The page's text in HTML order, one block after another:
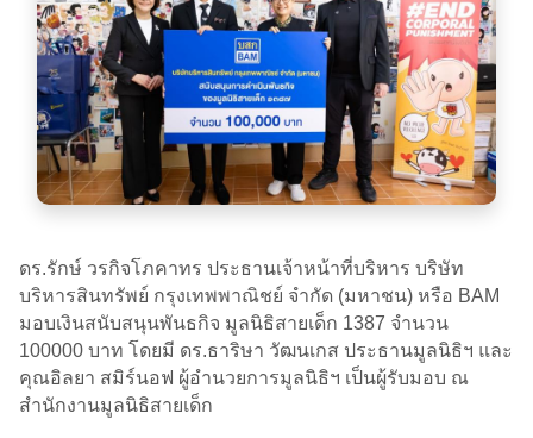
ดร.รักษ์ วรกิจโภคาทร ประธานเจ้าหน้าที่บริหาร บริษัท
บริหารสินทรัพย์ กรุงเทพพาณิชย์ จำกัด (มหาชน) หรือ BAM
มอบเงินสนับสนุนพันธกิจ มูลนิธิสายเด็ก 1387 จำนวน
100000 บาท โดยมี ดร.ธาริษา วัฒนเกส ประธานมูลนิธิฯ และ
คุณอิลยา สมิร์นอฟ ผู้อำนวยการมูลนิธิฯ เป็นผู้รับมอบ ณ
สำนักงานมูลนิธิสายเด็ก